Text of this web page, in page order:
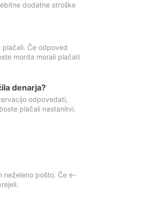
dodatne stroške
Če odpoved
morda morali plačati
denarja?
odpovedati,
plačali nastanitvi.
neželeno pošto. Če e-